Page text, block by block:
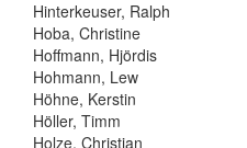
Hinterkeuser, Ralph
Hoba, Christine
Hoffmann, Hjördis
Hohmann, Lew
Höhne, Kerstin
Höller, Timm
Holze, Christian